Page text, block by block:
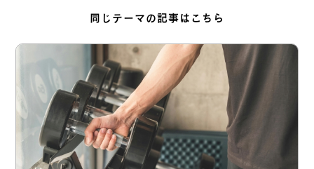
同じテーマの記事はこちら